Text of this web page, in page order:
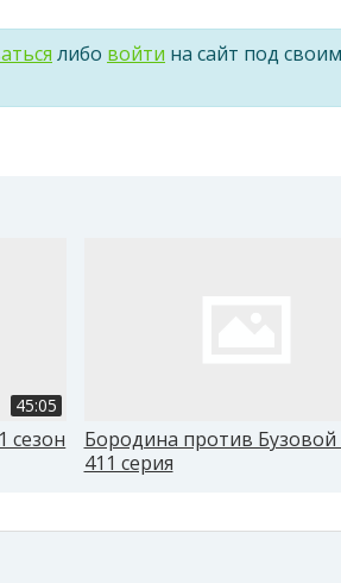
либо войти на сайт под своим
45:05
сезон
Бородина против Бузовой
411 серия